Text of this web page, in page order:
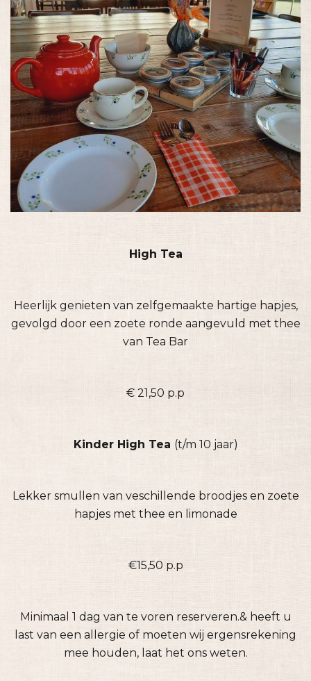
High Tea
Heerlijk genieten van zelfgemaakte hartige hapjes,
gevolgd door een zoete ronde aangevuld met thee
van Tea Bar
€ 21,50 p.p
Kinder High Tea (t/m 10 jaar)
Lekker smullen van veschillende broodjes en zoete
hapjes met thee en limonade
€15,50 p.p
Minimaal 1 dag van te voren reserveren.& heeft u
last van een allergie of moeten wij ergensrekening
mee houden, laat het ons weten.